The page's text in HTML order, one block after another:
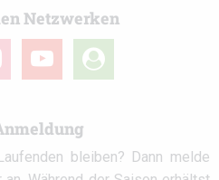
Netzwerken
youtube
user-
circle
bleiben? Dann melde